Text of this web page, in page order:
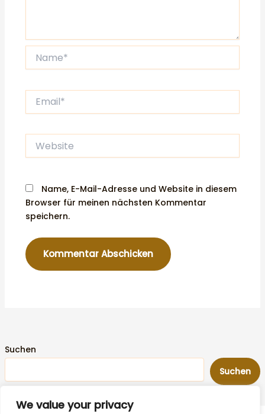
We value your privacy
Suchen
Suchen
Website
Name, E-Mail-Adresse und Website in diesem
Browser für meinen nächsten Kommentar
speichern.